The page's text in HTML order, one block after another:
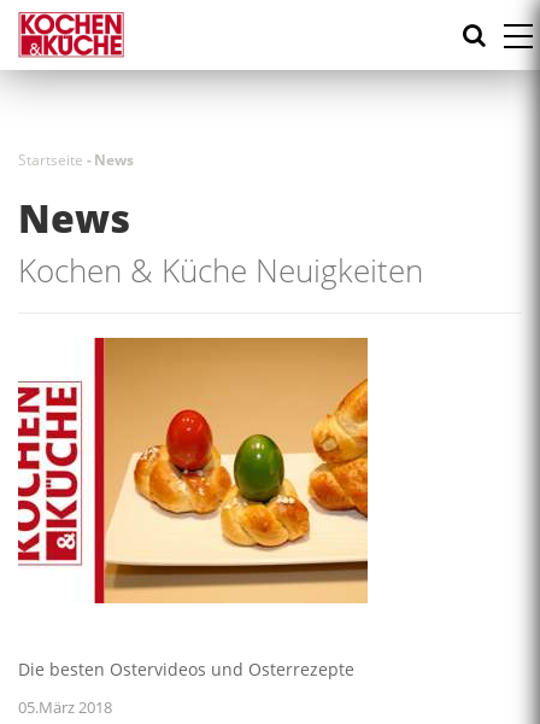
Direkt
zum
Inhalt
Startseite -News
News
Kochen & Küche Neuigkeiten
Die besten Ostervideos und Osterrezepte
05.März 2018